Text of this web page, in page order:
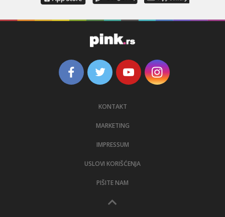
KONTAKT
MARKETING
IMPRESSUM
USLOVI KORIŠĆENJA
PIŠITE NAM